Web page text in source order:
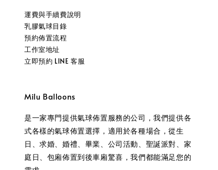
運費與手續費說明
乳膠氣球目錄
預約佈置流程
工作室地址
立即預約 LINE 客服
Milu Balloons
是一家專門提供氣球佈置服務的公司，我們提供各
式各樣的氣球佈置選擇，適用於各種場合，從生
日、求婚、婚禮、畢業、公司活動、聖誕派對、家
庭日、包廂佈置到後車廂驚喜，我們都能滿足您的